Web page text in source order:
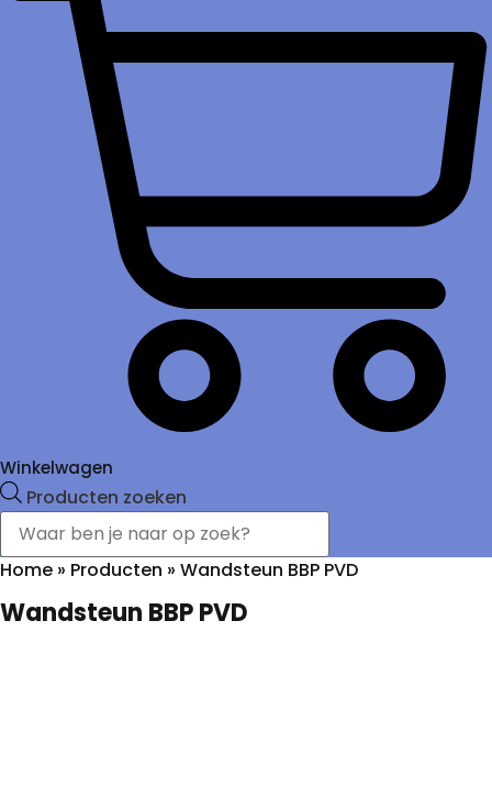
Winkelwagen
Producten zoeken
Home » Producten » Wandsteun BBP PVD
Wandsteun BBP PVD